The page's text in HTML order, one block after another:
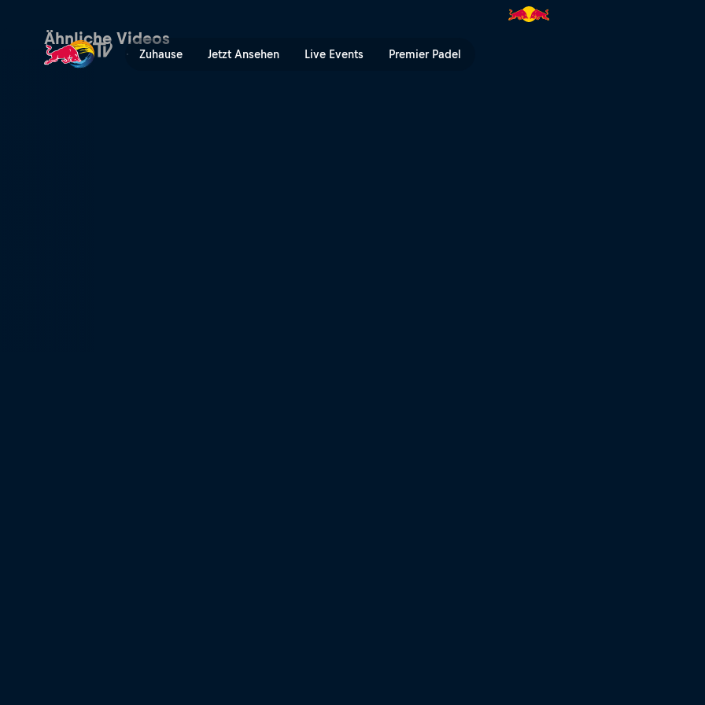
Zuhause Jetzt Ansehen Live Events Premier Padel
Top 3 Slopestyle Performances – Red Bull Joyride | Red
Ähnliche Videos